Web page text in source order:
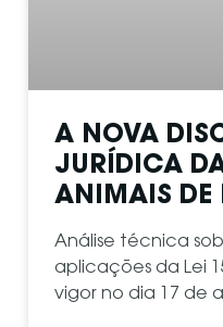
A NOVA
JURÍDICA
ANIMAIS DE
Análise técnica
aplicações da Lei
vigor no dia 17 de